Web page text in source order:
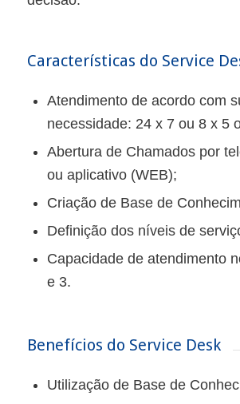
Características do Service
Atendimento de acordo com
necessidade: 24 x 7 ou 8 x 5
Abertura de Chamados por
ou aplicativo (WEB);
Criação de Base de
Definição dos níveis de
Capacidade de atendimento
e 3.
Benefícios do Service Desk
Utilização de Base de